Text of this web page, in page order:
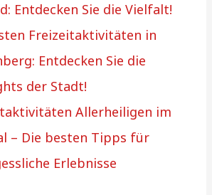
Entdecken Sie die Vielfalt!
Freizeitaktivitäten in
Entdecken Sie die
der Stadt!
Allerheiligen im
– Die besten Tipps für
Erlebnisse